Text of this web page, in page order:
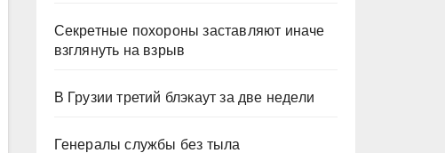
Секретные похороны заставляют иначе
взглянуть на взрыв
В Грузии третий блэкаут за две недели
Генералы службы без тыла